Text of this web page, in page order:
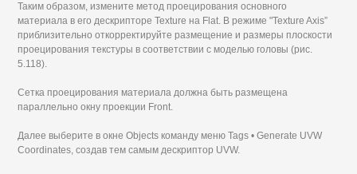
Таким образом, измените метод проецирования основного
материала в его дескрипторе Texture на Flat. В режиме "Texture Axis”
приблизительно откорректируйте размещение и размеры плоскости
проецирования текстуры в соответствии с моделью головы (рис.
5.118).
Сетка проецирования материала должна быть размещена
параллельно окну проекции Front.
Далее выберите в окне Objects команду меню Tags • Generate UVW
Coordinates, создав тем самым дескриптор UVW.